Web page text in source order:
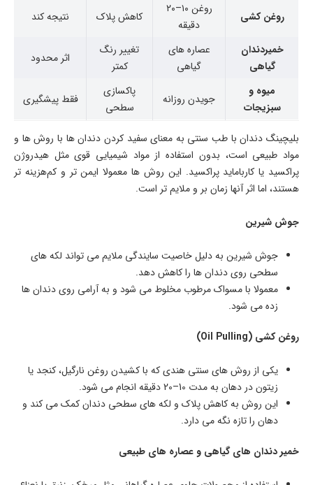
روغن کشی
روغن ۱۰–۲۰
دقیقه
کاهش پلاک نتیجه کند
خمیردندان
گیاهی
عصاره های
گیاهی
تغییر رنگ
کمتر
اثر محدود
میوه و
سبزیجات
جویدن روزانه
پاکسازی
سطحی
فقط پیشگیری
بلیچینگ دندان با طب سنتی به معنای سفید کردن دندان ها با روش ها و
مواد طبیعی است، بدون استفاده از مواد شیمیایی قوی مثل هیدروژن
پراکسید یا کارباماید پراکسید. این روش ها معمولا ایمن تر و کم‌هزینه تر
هستند، اما اثر آنها زمان بر و ملایم تر است.
جوش شیرین
جوش شیرین به دلیل خاصیت سایندگی ملایم می تواند لکه های
سطحی روی دندان ها را کاهش دهد.
معمولا با مسواک مرطوب مخلوط می شود و به آرامی روی دندان ها
زده می شود.
روغن کشی (Oil Pulling)
یکی از روش های سنتی هندی که با کشیدن روغن نارگیل، کنجد یا
زیتون در دهان به مدت 10–20 دقیقه انجام می شود.
این روش به کاهش پلاک و لکه های سطحی دندان کمک می کند و
دهان را تازه نگه می دارد.
خمیر دندان های گیاهی و عصاره های طبیعی